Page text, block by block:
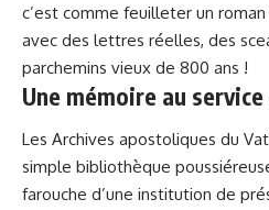
c’est comme feuilleter un
avec des lettres réelles, des
parchemins vieux de 800 ans !
Une mémoire au service
Les Archives apostoliques du
simple bibliothèque
farouche d’une institution de